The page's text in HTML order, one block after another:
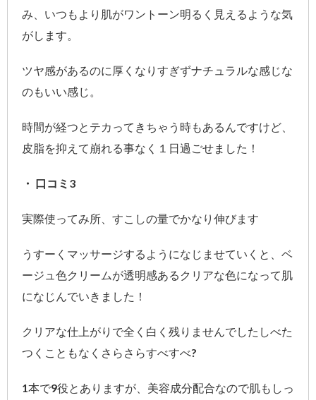
み、いつもより肌がワントーン明るく見えるような気
がします。
ツヤ感があるのに厚くなりすぎずナチュラルな感じな
のもいい感じ。
時間が経つとテカってきちゃう時もあるんですけど、
皮脂を抑えて崩れる事なく１日過ごせました！
・ 口コミ3
実際使ってみ所、すこしの量でかなり伸びます
うすーくマッサージするようになじませていくと、ベ
ージュ色クリームが透明感あるクリアな色になって肌
になじんでいきました！
クリアな仕上がりで全く白く残りませんでしたしべた
つくこともなくさらさらすべすべ?
1本で9役とありますが、美容成分配合なので肌もしっ